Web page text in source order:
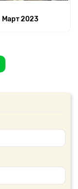
Март 2023